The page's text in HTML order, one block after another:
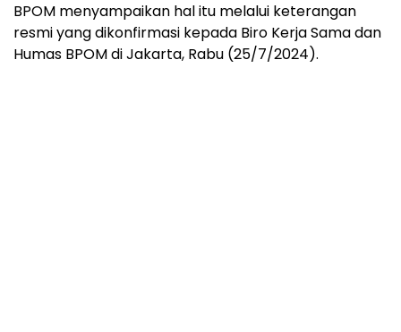
BPOM menyampaikan hal itu melalui keterangan
resmi yang dikonfirmasi kepada Biro Kerja Sama dan
Humas BPOM di Jakarta, Rabu (25/7/2024).